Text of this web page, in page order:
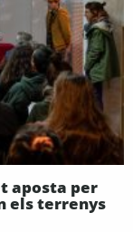
aposta per
els terrenys